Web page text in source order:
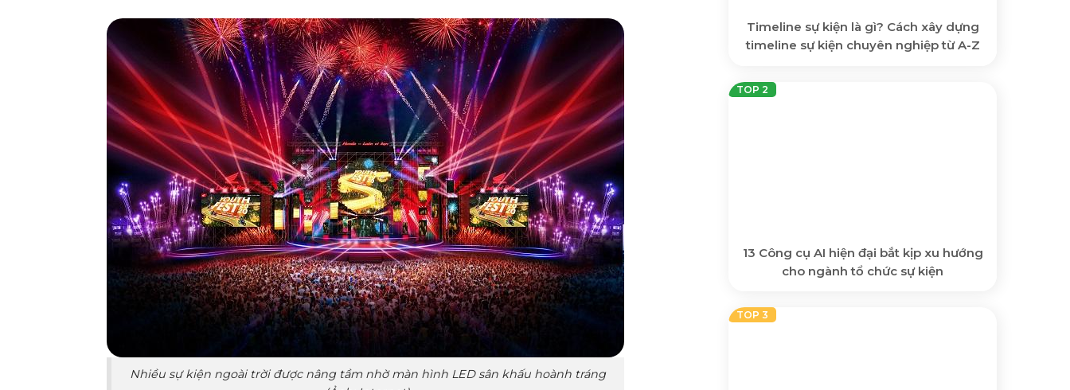
Nhiều sự kiện ngoài trời được nâng tầm nhờ màn hình LED sân khấu hoành tráng
Timeline sự kiện là gì? Cách xây dựng
timeline sự kiện chuyên nghiệp từ A-Z
13 Công cụ AI hiện đại bắt kịp xu hướng
cho ngành tổ chức sự kiện